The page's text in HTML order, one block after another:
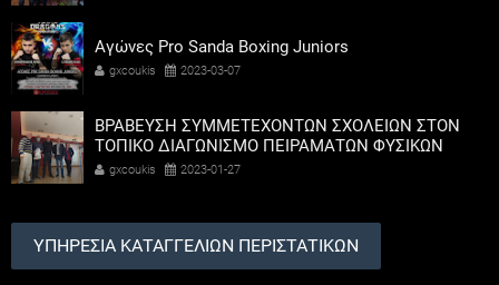
Αγώνες Pro Sanda Boxing Juniors
gxcoukis 2023-03-07
ΒΡΑΒΕΥΣΗ ΣΥΜΜΕΤΕΧΟΝΤΩΝ ΣΧΟΛΕΙΩΝ ΣΤΟΝ
ΤΟΠΙΚΟ ΔΙΑΓΩΝΙΣΜΟ ΠΕΙΡΑΜΑΤΩΝ ΦΥΣΙΚΩΝ
ΕΠΙΣΤΗΜΩΝ
gxcoukis 2023-01-27
ΥΠΗΡΕΣΙΑ ΚΑΤΑΓΓΕΛΙΩΝ ΠΕΡΙΣΤΑΤΙΚΩΝ